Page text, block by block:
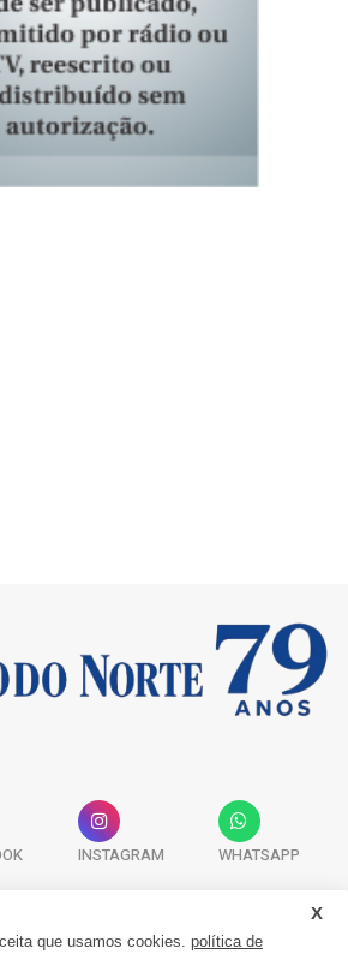
INSTAGRAM WHATSAPP
Fale Conosco Quem Somos
que usamos cookies. política de